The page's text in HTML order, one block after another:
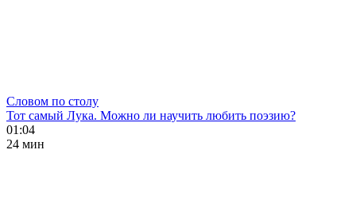
Словом по столу
Тот самый Лука. Можно ли научить любить поэзию?
01:04
24 мин